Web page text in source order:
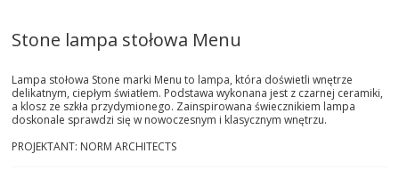
Stone lampa stołowa Menu
Lampa stołowa Stone marki Menu to lampa, która doświetli wnętrze
delikatnym, ciepłym światłem. Podstawa wykonana jest z czarnej ceramiki,
a klosz ze szkła przydymionego. Zainspirowana świecznikiem lampa
doskonale sprawdzi się w nowoczesnym i klasycznym wnętrzu.
PROJEKTANT: NORM ARCHITECTS